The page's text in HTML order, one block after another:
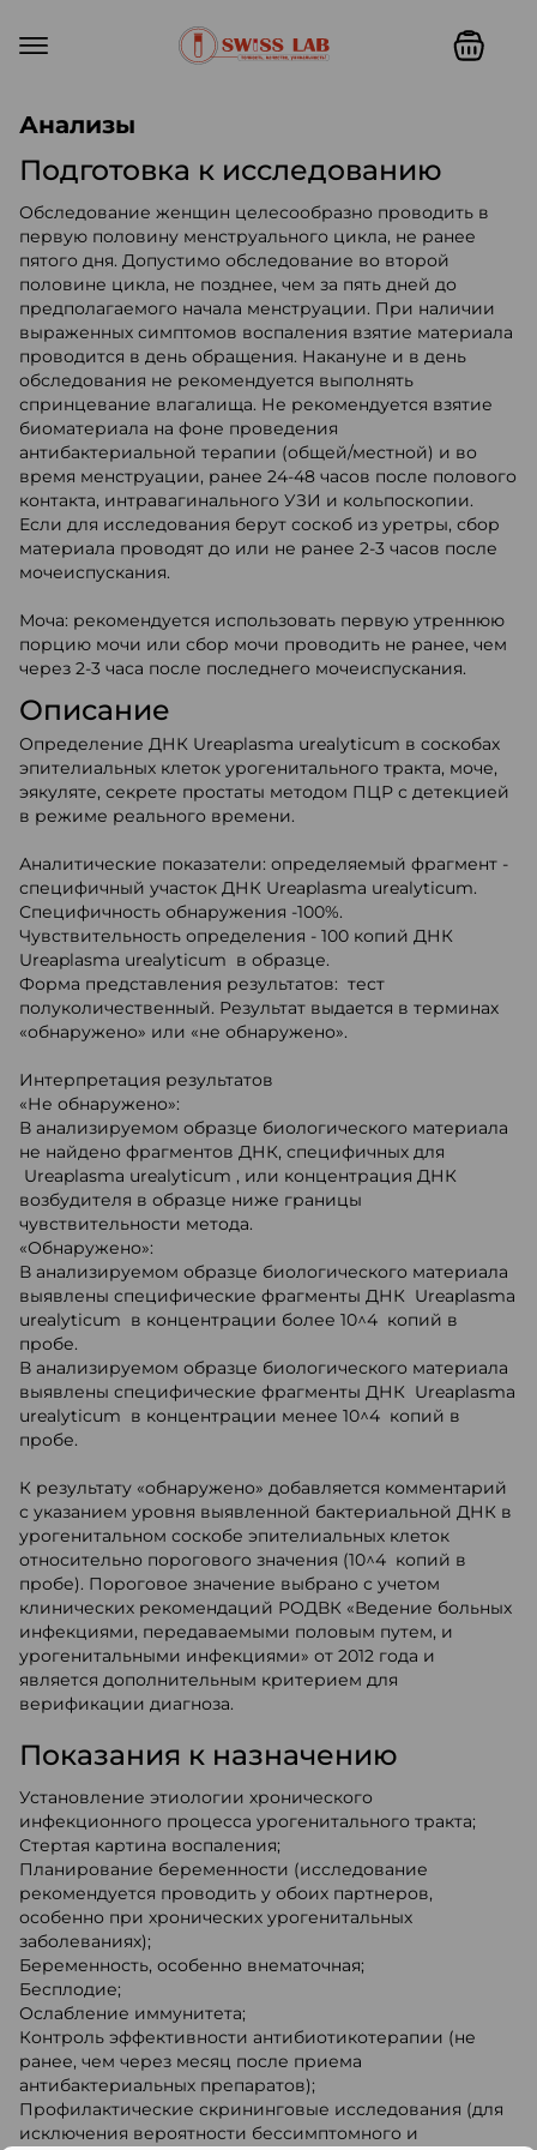
Анализы
Подготовка к исследованию
Обследование женщин целесообразно проводить в
первую половину менструального цикла, не ранее
пятого дня. Допустимо обследование во второй
половине цикла, не позднее, чем за пять дней до
предполагаемого начала менструации. При наличии
выраженных симптомов воспаления взятие материала
проводится в день обращения. Накануне и в день
обследования не рекомендуется выполнять
спринцевание влагалища. Не рекомендуется взятие
биоматериала на фоне проведения
антибактериальной терапии (общей/местной) и во
время менструации, ранее 24-48 часов после полового
контакта, интравагинального УЗИ и кольпоскопии.
Если для исследования берут соскоб из уретры, сбор
материала проводят до или не ранее 2-3 часов после
мочеиспускания.
Моча: рекомендуется использовать первую утреннюю
порцию мочи или сбор мочи проводить не ранее, чем
через 2-3 часа после последнего мочеиспускания.
Описание
Определение ДНК Ureaplasma urealyticum в соскобах
эпителиальных клеток урогенитального тракта, моче,
эякуляте, секрете простаты методом ПЦР с детекцией
в режиме реального времени.
Аналитические показатели: определяемый фрагмент -
специфичный участок ДНК Ureaplasma urealyticum.
Специфичность обнаружения -100%.
Чувствительность определения - 100 копий ДНК
Ureaplasma urealyticum в образце.
Форма представления результатов: тест
полуколичественный. Результат выдается в терминах
«обнаружено» или «не обнаружено».
Интерпретация результатов
«Не обнаружено»:
В анализируемом образце биологического материала
не найдено фрагментов ДНК, специфичных для
Ureaplasma urealyticum , или концентрация ДНК
возбудителя в образце ниже границы
чувствительности метода.
«Обнаружено»:
В анализируемом образце биологического материала
выявлены специфические фрагменты ДНК Ureaplasma
urealyticum в концентрации более 10^4 копий в
пробе.
В анализируемом образце биологического материала
выявлены специфические фрагменты ДНК Ureaplasma
urealyticum в концентрации менее 10^4 копий в
пробе.
К результату «обнаружено» добавляется комментарий
с указанием уровня выявленной бактериальной ДНК в
урогенитальном соскобе эпителиальных клеток
относительно порогового значения (10^4 копий в
пробе). Пороговое значение выбрано с учетом
клинических рекомендаций РОДВК «Ведение больных
инфекциями, передаваемыми половым путем, и
урогенитальными инфекциями» от 2012 года и
является дополнительным критерием для
верификации диагноза.
Показания к назначению
Установление этиологии хронического
инфекционного процесса урогенитального тракта;
Стертая картина воспаления;
Планирование беременности (исследование
рекомендуется проводить у обоих партнеров,
особенно при хронических урогенитальных
заболеваниях);
Беременность, особенно внематочная;
Бесплодие;
Ослабление иммунитета;
Контроль эффективности антибиотикотерапии (не
ранее, чем через месяц после приема
антибактериальных препаратов);
Профилактические скрининговые исследования (для
исключения вероятности бессимптомного и